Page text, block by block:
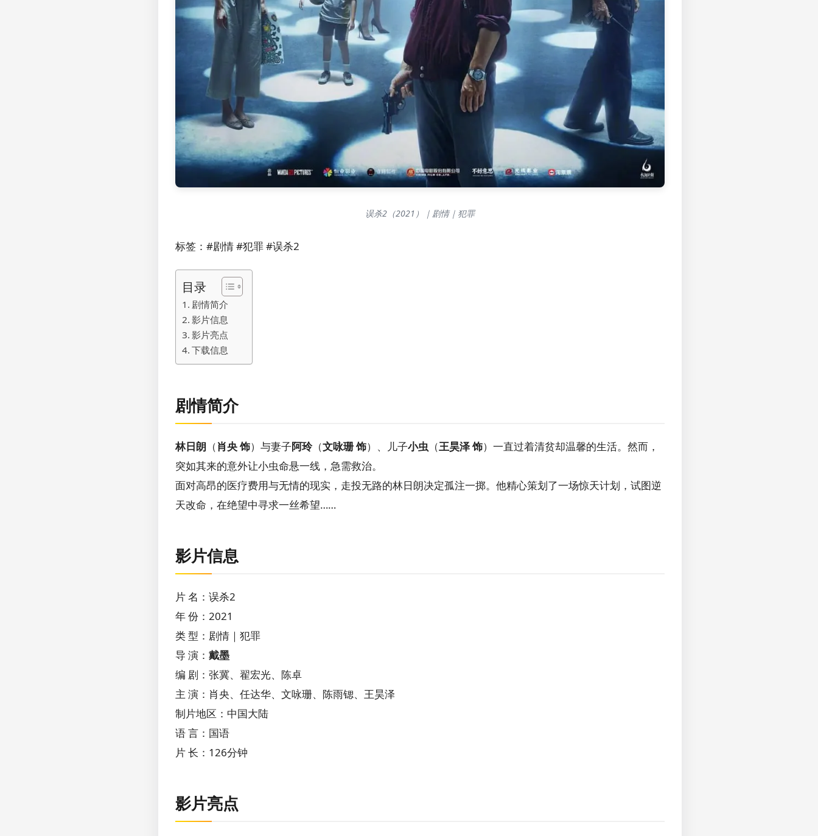
误杀2（2021）｜剧情｜犯罪
标签：#剧情 #犯罪 #误杀2
目录
剧情简介
影片信息
影片亮点
下载信息
剧情简介
林日朗 （肖央 饰）与妻子阿玲（文咏珊 饰）、儿子小虫 （王昊泽 饰）一直过着清贫却温馨的生活。然而，
突如其来的意外让小虫命悬一线，急需救治。
面对高昂的医疗费用与无情的现实，走投无路的林日朗决定孤注一掷。他精心策划了一场惊天计划，试图逆
天改命，在绝望中寻求一丝希望……
影片信息
片 名：误杀2
年 份：2021
类 型：剧情｜犯罪
导 演： 戴墨
编 剧：张冀、翟宏光、陈卓
主 演：肖央、任达华、文咏珊、陈雨锶、王昊泽
制片地区：中国大陆
语 言：国语
片 长：126分钟
影片亮点